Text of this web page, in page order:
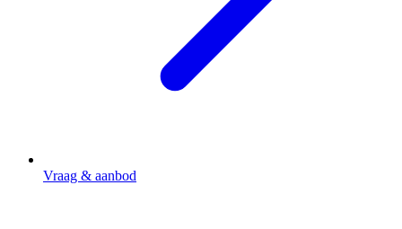
Vraag & aanbod